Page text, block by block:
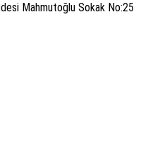
Mahmutoğlu Sokak No:25